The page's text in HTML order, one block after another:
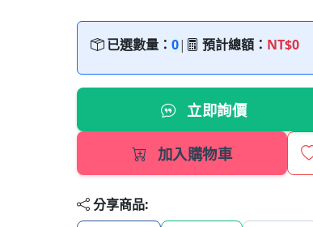
已選數量：0| 預計總額： NT$0
立即詢價
加入購物車
分享商品: